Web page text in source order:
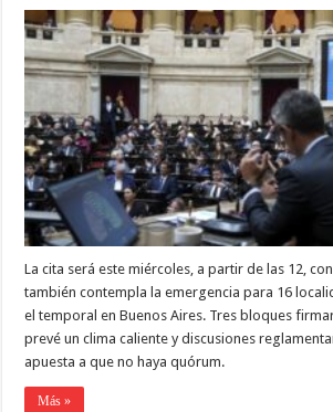
DE
LA
NACIÓN
DEBATIRÁN
COMISIÓN
ESTAFA
$LIBRA,TEMA
PREVISIONAL
Y
AUDITORES
La cita será este miércoles, a partir de las 12,
también contempla la emergencia para 16
el temporal en Buenos Aires. Tres bloques
prevé un clima caliente y discusiones
apuesta a que no haya quórum.
Más »